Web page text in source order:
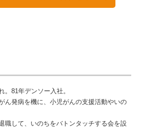
。81年デンソー入社。
ん発病を機に、小児がんの支援活動やいの
職して、いのちをバトンタッチする会を設